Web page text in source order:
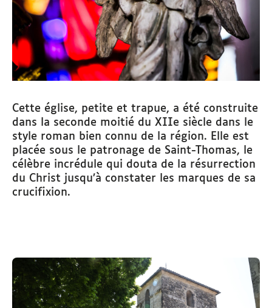
Cette église, petite et trapue, a été construite
dans la seconde moitié du XIIe siècle dans le
style roman bien connu de la région. Elle est
placée sous le patronage de Saint-Thomas, le
célèbre incrédule qui douta de la résurrection
du Christ jusqu’à constater les marques de sa
crucifixion.